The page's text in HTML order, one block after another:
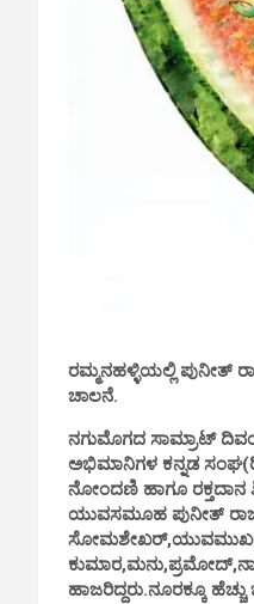
ರಮ್ಮನಹಳ್ಳಿಯಲ್ಲಿ ಪುನೀತ್
ಚಾಲನೆ.
ನಗುಮೊಗದ ಸಾಮ್ರಾಟ್
ಅಭಿಮಾನಿಗಳ ಕನ್ನಡ
ನೋಂದಣಿ ಹಾಗೂ ರಕ್ತದಾನ
ಯುವಸಮೂಹ ಪುನೀತ್ ರಾಜ್
ಹಾಜರಿದ್ದರು.ನೂರಕ್ಕೂ